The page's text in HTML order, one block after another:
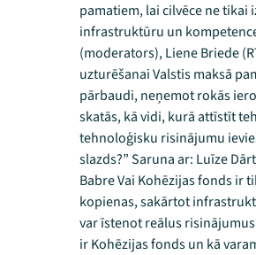
pamatiem, lai cilvēce ne
infrastruktūru un
(moderators), Liene Briede
uzturēšanai Valstis maksā
pārbaudi, neņemot rokās
skatās, kā vidi, kurā attīstīt
tehnoloģisku risinājumu
slazds?” Saruna ar: Luīze
Babre Vai Kohēzijas fonds ir
kopienas, sakārtot
var īstenot reālus
ir Kohēzijas fonds un kā